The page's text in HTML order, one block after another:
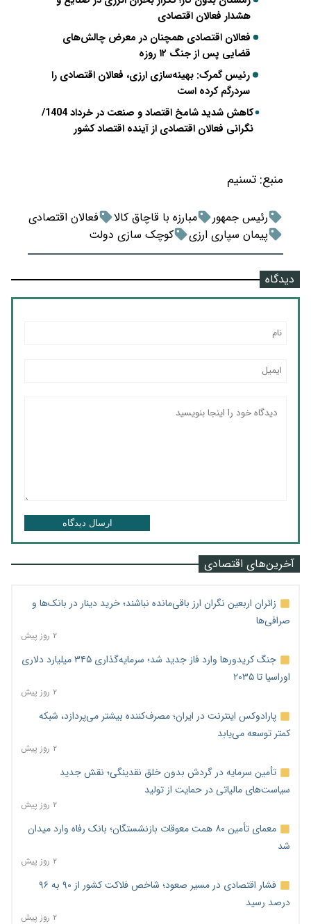
هشدار فعالان اقتصادی
فعالان اقتصادی همچنان در معرض چالش‌های
قضایی پس از جنگ ۱۲ روزه
رئیس گمرک: بهینه‌سازی ارزی، فعالان اقتصادی را
سردرگم کرده است
کاهش شدید شامخ اقتصاد و صنعت در خرداد 1404/
نگرانی فعالان اقتصادی از آینده اقتصاد کشور
منبع: تسنیم
رئیس جمهور مبارزه با قاچاق کالا
فعالان اقتصادی
پیمان سپاری ارزی
کوچک سازی دولت
دیدگاه
ارسال دیدگاه
آخرین‌های اقتصادی
زائران اربعین نگران ارز باقی‌مانده نباشند؛ خرید دینار در بانک‌ها و
صرافی‌ها
۲ روز پیش
جنگ کریدورها وارد فاز جدید شد؛ سرمایه‌گذاری ۳۴۵ میلیارد دلاری
اوراسیا تا ۲۰۳۵
۲ روز پیش
پارادوکس اینترنت در ایران؛ مصرف‌کننده بیشتر می‌پردازد، شبکه
کمتر توسعه می‌یابد
۲ روز پیش
تأمین سرمایه در گردش بدون خلق نقدینگی؛ نقش جدید
سیاست‌های مالیاتی در حمایت از تولید
۲ روز پیش
معمای تأمین ۸۰ همت معوقات بازنشستگان؛ بانک رفاه وارد میدان
شد
۲ روز پیش
فشار اقتصادی در مسیر صعود؛ شاخص فلاکت کشور از ۹۰ به ۹۶
درصد رسید
۲ روز پیش